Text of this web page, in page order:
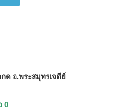
ด อ.พระสมุทรเจดีย์
0